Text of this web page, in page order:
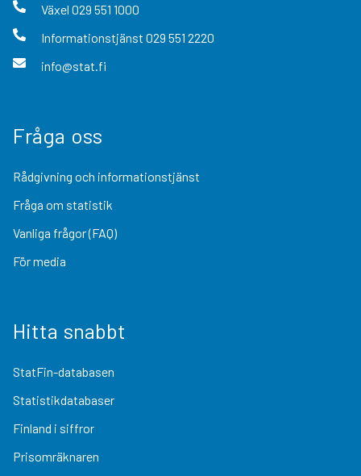
Växel 029 551 1000
Informationstjänst 029 551 2220
info@stat.fi
Fråga oss
Rådgivning och informationstjänst
Fråga om statistik
Vanliga frågor (FAQ)
För media
Hitta snabbt
StatFin-databasen
Statistikdatabaser
Finland i siffror
Prisomräknaren